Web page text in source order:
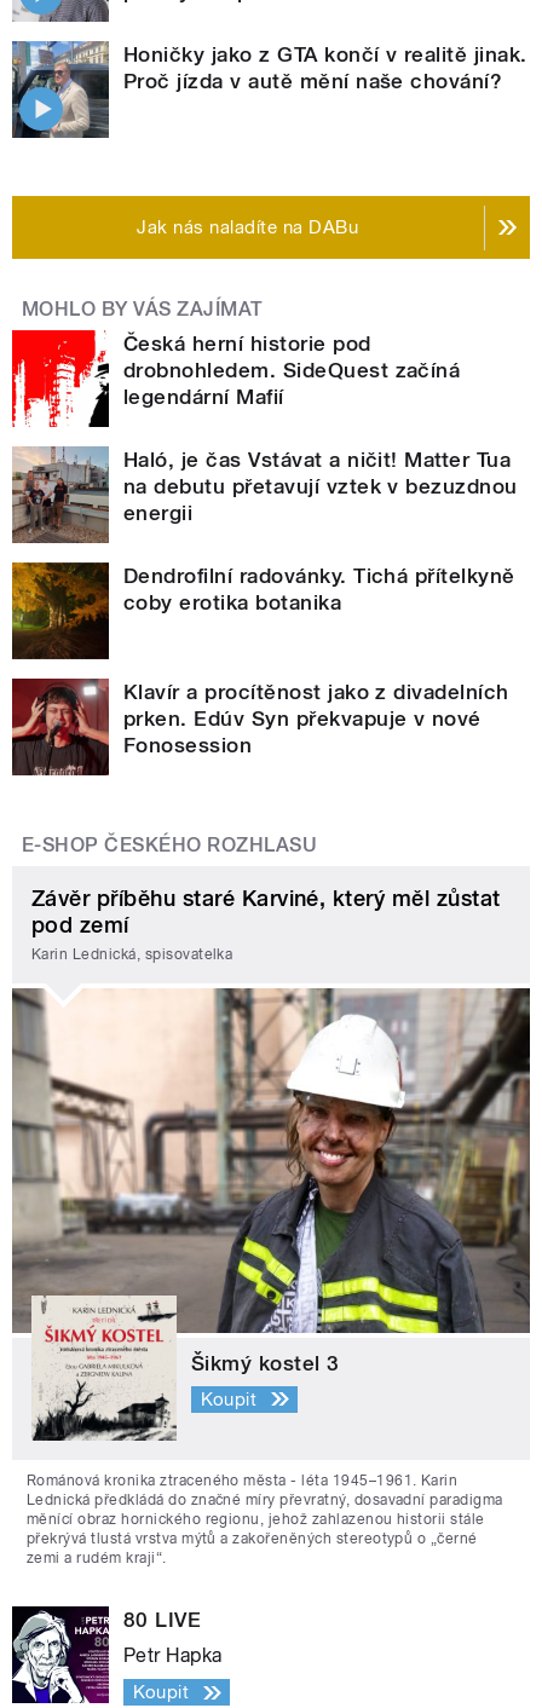
Honičky jako z GTA končí v realitě jinak.
Proč jízda v autě mění naše chování?
Jak nás naladíte na DABu
MOHLO BY VÁS ZAJÍMAT
Česká herní historie pod
drobnohledem. SideQuest začíná
legendární Mafií
Haló, je čas Vstávat a ničit! Matter Tua
na debutu přetavují vztek v bezuzdnou
energii
Dendrofilní radovánky. Tichá přítelkyně
coby erotika botanika
Klavír a procítěnost jako z divadelních
prken. Edúv Syn překvapuje v nové
Fonosession
E-SHOP ČESKÉHO ROZHLASU
Závěr příběhu staré Karviné, který měl zůstat
pod zemí
Karin Lednická, spisovatelka
Šikmý kostel 3
Koupit
Románová kronika ztraceného města - léta 1945–1961. Karin
Lednická předkládá do značné míry převratný, dosavadní paradigma
měnící obraz hornického regionu, jehož zahlazenou historii stále
překrývá tlustá vrstva mýtů a zakořeněných stereotypů o „černé
zemi a rudém kraji“.
80 LIVE
Petr Hapka
Koupit